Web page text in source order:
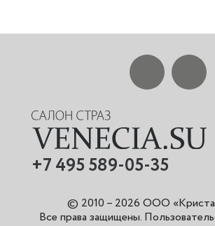
+7 495 589-05-35
© 2010 – 2026 ООО
Все права защищены.